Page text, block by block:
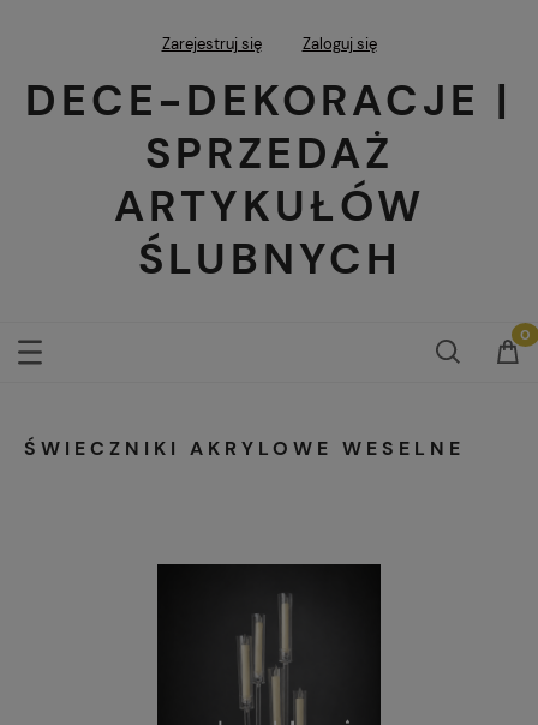
Zarejestruj się Zaloguj się
DECE-DEKORACJE |
SPRZEDAŻ
ARTYKUŁÓW
ŚLUBNYCH
ŚWIECZNIKI AKRYLOWE WESELNE